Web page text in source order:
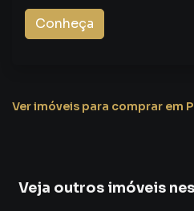
Conheça
Ver imóveis para comprar em
Veja outros imóveis